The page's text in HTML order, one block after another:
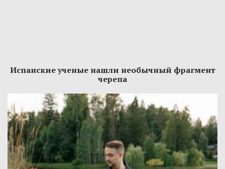
Испанские ученые нашли необычный фрагмент
черепа